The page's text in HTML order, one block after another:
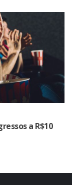
a R$10